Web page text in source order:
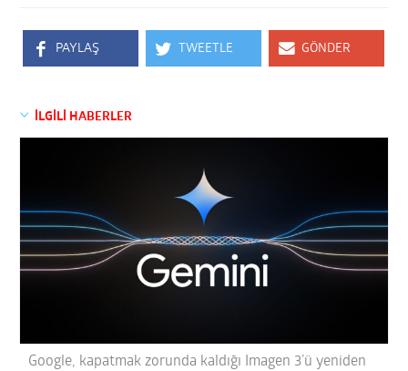
PAYLAŞ TWEETLE GÖNDER
İLGİLİ HABERLER
Google, kapatmak zorunda kaldığı Imagen 3’ü yeniden